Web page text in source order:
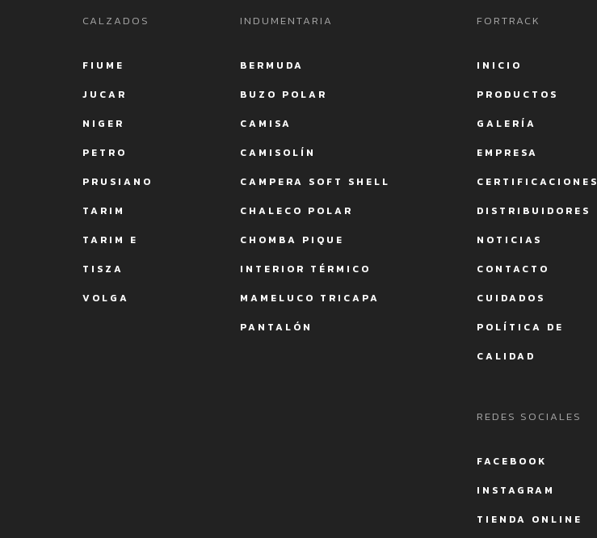
CALZADOS
FIUME
JUCAR
NIGER
PETRO
PRUSIANO
TARIM
TARIM E
TISZA
VOLGA
INDUMENTARIA
BERMUDA
BUZO POLAR
CAMISA
CAMISOLÍN
CAMPERA SOFT SHELL
CHALECO POLAR
CHOMBA PIQUE
INTERIOR TÉRMICO
MAMELUCO TRICAPA
PANTALÓN
FORTRACK
INICIO
PRODUCTOS
GALERÍA
EMPRESA
CERTIFICACIONES
DISTRIBUIDORES
NOTICIAS
CONTACTO
CUIDADOS
POLÍTICA DE
CALIDAD
REDES SOCIALES
FACEBOOK
INSTAGRAM
TIENDA ONLINE